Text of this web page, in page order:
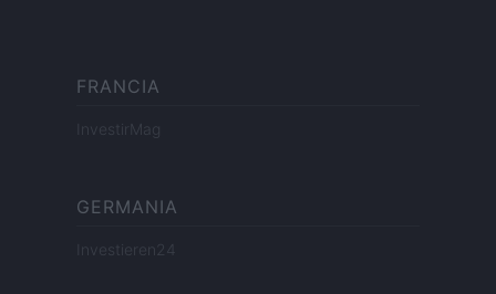
FRANCIA
InvestirMag
GERMANIA
Investieren24